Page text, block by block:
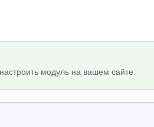
модуль на вашем сайте.